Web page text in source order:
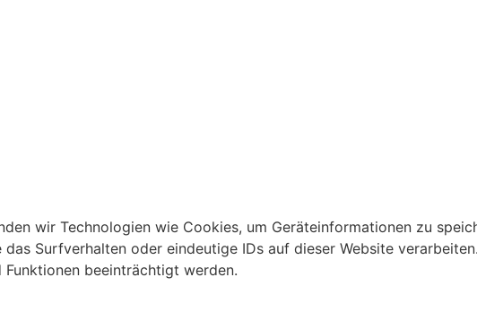
wir Technologien wie Cookies, um Geräteinformationen zu
Surfverhalten oder eindeutige IDs auf dieser Website
beeinträchtigt werden.